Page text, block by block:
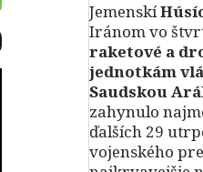
Jemenskí
Iránom vo
raketové a
jednotkám
Saudskou
zahynulo
ďalších 29
vojenského